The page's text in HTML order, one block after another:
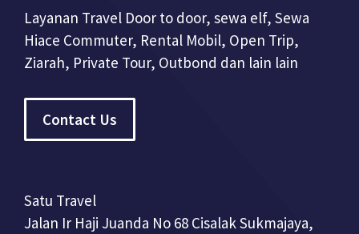
Layanan Travel Door to door, sewa elf, Sewa
Hiace Commuter, Rental Mobil, Open Trip,
Ziarah, Private Tour, Outbond dan lain lain
Contact Us
Satu Travel
Jalan Ir Haji Juanda No 68 Cisalak Sukmajaya,